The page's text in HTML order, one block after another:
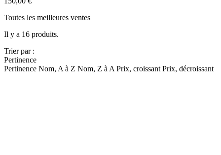
Toutes les meilleures ventes
Il y a 16 produits.
Trier par :
Pertinence
Pertinence Nom, A à Z Nom, Z à A Prix, croissant Prix, décroissant